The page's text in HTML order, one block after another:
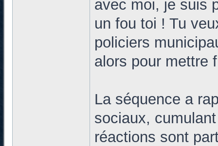
avec moi, je suis
un fou toi ! Tu
policiers
alors pour mettre
La séquence a
sociaux,
réactions sont